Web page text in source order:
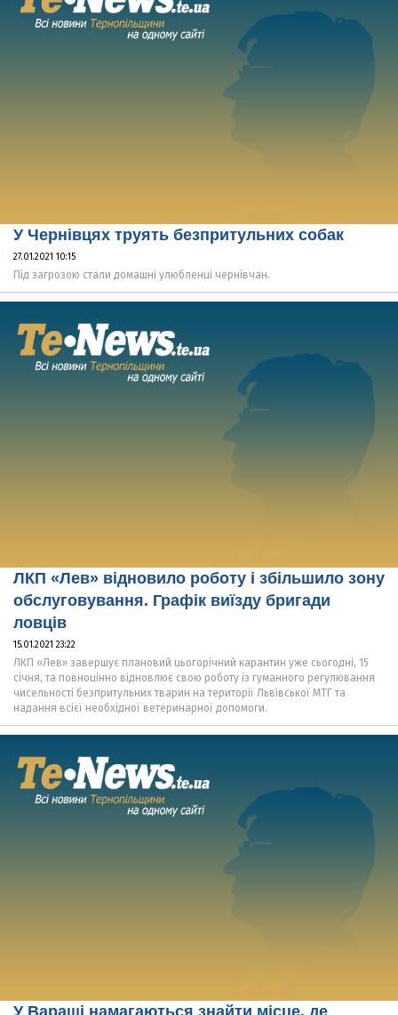
У Чернівцях труять безпритульних собак
27.01.2021 10:15
Під загрозою стали домашні улюбленці чернівчан.
ЛКП «Лев» відновило роботу і збільшило зону
обслуговування. Графік виїзду бригади
ловців
15.01.2021 23:22
ЛКП «Лев» завершує плановий цьогорічний карантин уже сьогодні, 15
січня, та повноцінно відновлює свою роботу із гуманного регулювання
чисельності безпритульних тварин на території Львівської МТГ та
надання всієї необхідної ветеринарної допомоги.
У Вараші намагаються знайти місце, де